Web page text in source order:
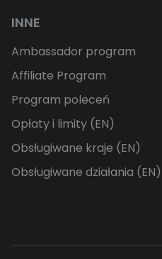
INNE
Ambassador program
Affiliate Program
Program poleceń
Opłaty i limity (EN)
Obsługiwane kraje (EN)
Obsługiwane działania (EN)